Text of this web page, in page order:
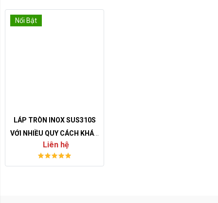
Nổi Bật
LÁP TRÒN INOX SUS310S
VỚI NHIỀU QUY CÁCH KHÁC
NHAU- GIÁ CẢ HIỆN NAY
Liên hệ